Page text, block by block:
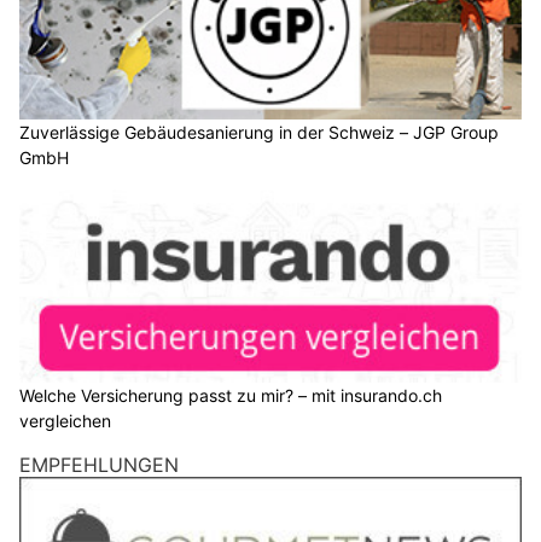
Zuverlässige Gebäudesanierung in der Schweiz – JGP Group
GmbH
Welche Versicherung passt zu mir? – mit insurando.ch
vergleichen
EMPFEHLUNGEN